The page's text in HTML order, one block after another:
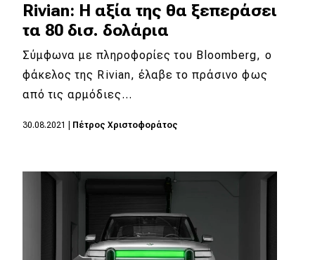
Rivian: Η αξία της θα ξεπεράσει
τα 80 δισ. δολάρια
Σύμφωνα με πληροφορίες του Bloomberg, ο
φάκελος της Rivian, έλαβε το πράσινο φως
από τις αρμόδιες…
30.08.2021 Πέτρος Χριστοφοράτος